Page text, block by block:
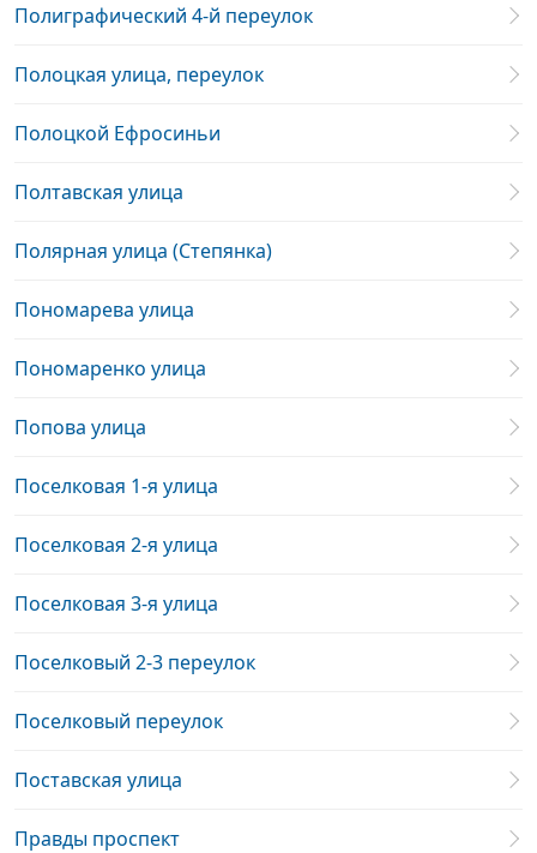
Полиграфический 4-й переулок
Полоцкая улица, переулок
Полоцкой Ефросиньи
Полтавская улица
Полярная улица (Степянка)
Пономарева улица
Пономаренко улица
Попова улица
Поселковая 1-я улица
Поселковая 2-я улица
Поселковая 3-я улица
Поселковый 2-3 переулок
Поселковый переулок
Поставская улица
Правды проспект